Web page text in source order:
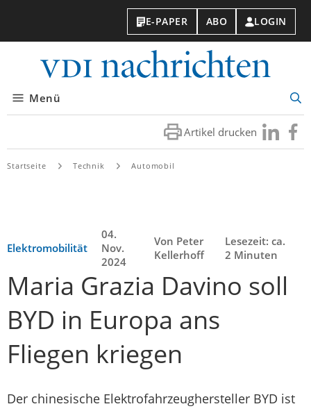
E-PAPER ABO LOGIN
Menü
Artikel drucken Besuchen
Sie
Sie
Startseite Technik Automobil
Elektromobilität
04.
Nov.
2024
Von Peter
Kellerhoff
Lesezeit: ca.
2 Minuten
Maria Grazia Davino soll
BYD in Europa ans
Fliegen kriegen
Der chinesische Elektrofahrzeughersteller BYD ist